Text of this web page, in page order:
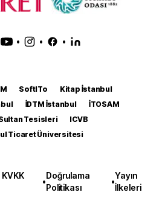
• • •
SoftITo
Kitap İstanbul
İDTM İstanbul
İTOSAM
Tesisleri
ICVB
Ticaret Üniversitesi
•
Doğrulama
Politikası
•
Yayın
İlkeleri